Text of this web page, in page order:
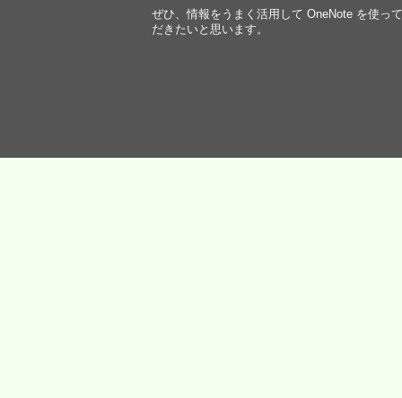
ぜひ、情報をうまく活用して OneNote を使っ
だきたいと思います。